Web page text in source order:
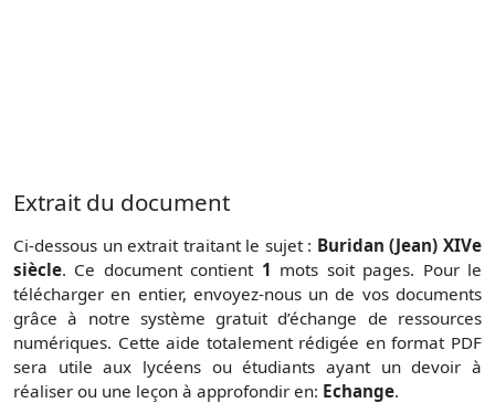
Extrait du document
Ci-dessous un extrait traitant le sujet : Buridan (Jean) XIVe
siècle. Ce document contient 1 mots soit pages. Pour le
télécharger en entier, envoyez-nous un de vos documents
grâce à notre système gratuitd’échange de ressources
numériques. Cette aide totalement rédigée en format PDF
sera utile aux lycéens ou étudiants ayant un devoir à
réaliser ou une leçon à approfondir en: Echange.